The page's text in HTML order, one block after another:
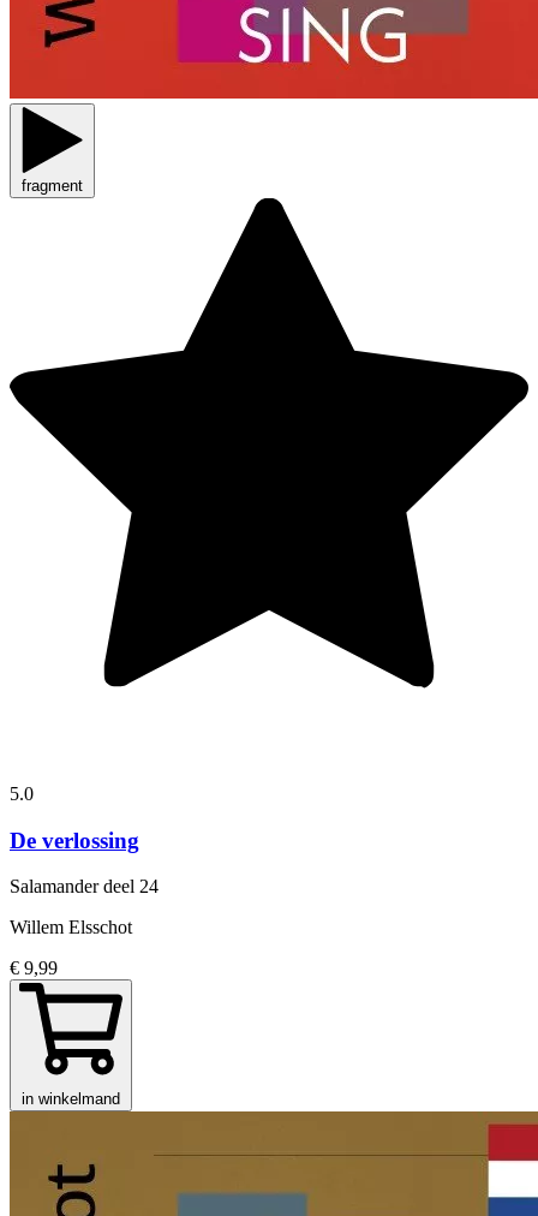
fragment
5.0
De verlossing
Salamanderdeel 24
Willem Elsschot
€ 9,99
in winkelmand